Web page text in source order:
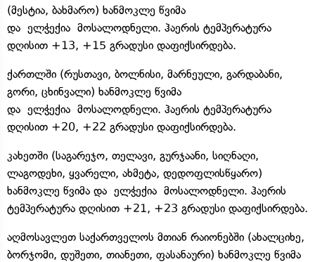
(მესტია, ბახმარო) ხანმოკლე წვიმა
და ელჭექია მოსალოდნელი. ჰაერის ტემპერატურა
დღისით +13, +15 გრადუსი დაფიქსირდება.
ქართლში (რუსთავი, ბოლნისი, მარნეული, გარდაბანი,
გორი, ცხინვალი) ხანმოკლე წვიმა
და ელჭექია მოსალოდნელი. ჰაერის ტემპერატურა
დღისით +20, +22 გრადუსი დაფიქსირდება.
კახეთში (საგარეჯო, თელავი, გურჯაანი, სიღნაღი,
ლაგოდეხი, ყვარელი, ახმეტა, დედოფლისწყარო)
ხანმოკლე წვიმა და ელჭექია მოსალოდნელი. ჰაერის
ტემპერატურა დღისით +21, +23 გრადუსი დაფიქსირდება.
აღმოსავლეთ საქართველოს მთიან რაიონებში (ახალციხე,
ბორჯომი, დუშეთი, თიანეთი, ფასანაური) ხანმოკლე წვიმა